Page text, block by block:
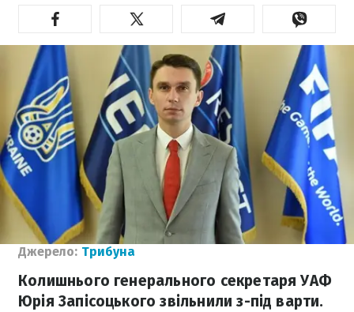
Джерело: Трибуна
Колишнього генерального секретаря УАФ
Юрія Запісоцького звільнили з-під варти.